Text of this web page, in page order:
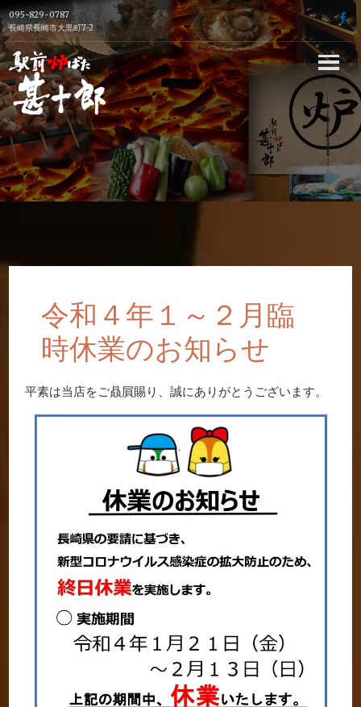
Skip
to
content
095-829-0787
長崎県長崎市大黒町7-2
長崎駅前の炉端
焼き居酒屋【駅
前炉端 甚十郎】
の公式ホームペ
令和４年１～２月臨
時休業のお知らせ
平素は当店をご贔屓賜り、誠にありがとうございます。